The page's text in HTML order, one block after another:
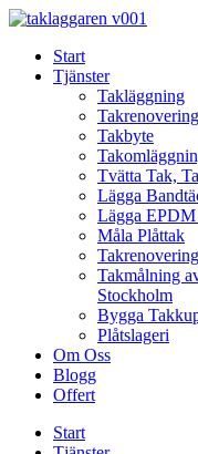
Skip
contentStart
Tjänster
Takläggning
Takrenovering
Takbyte
Tvätta Tak,
Lägga
Lägga
Måla Plåttak
Takmålning
Stockholm
Bygga
Plåtslageri
Om Oss
Blogg
Offert
Start